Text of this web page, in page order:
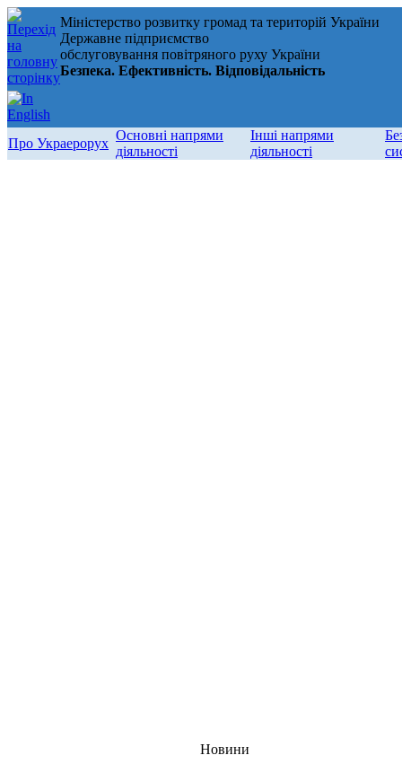
Міністерство розвитку громад та територій України
Державне підприємство
обслуговування повітряного руху України
Безпека. Ефективність. Відповідальність
Про Украерорух
Основні напрями
діяльності
Інші напрями
діяльності
Новини